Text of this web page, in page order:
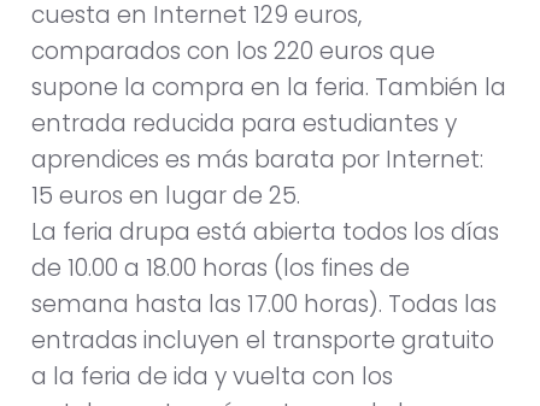
cuesta en Internet 129 euros,
comparados con los 220 euros que
supone la compra en la feria. También la
entrada reducida para estudiantes y
aprendices es más barata por Internet:
15 euros en lugar de 25.
La feria drupa está abierta todos los días
de 10.00 a 18.00 horas (los fines de
semana hasta las 17.00 horas). Todas las
entradas incluyen el transporte gratuito
a la feria de ida y vuelta con los